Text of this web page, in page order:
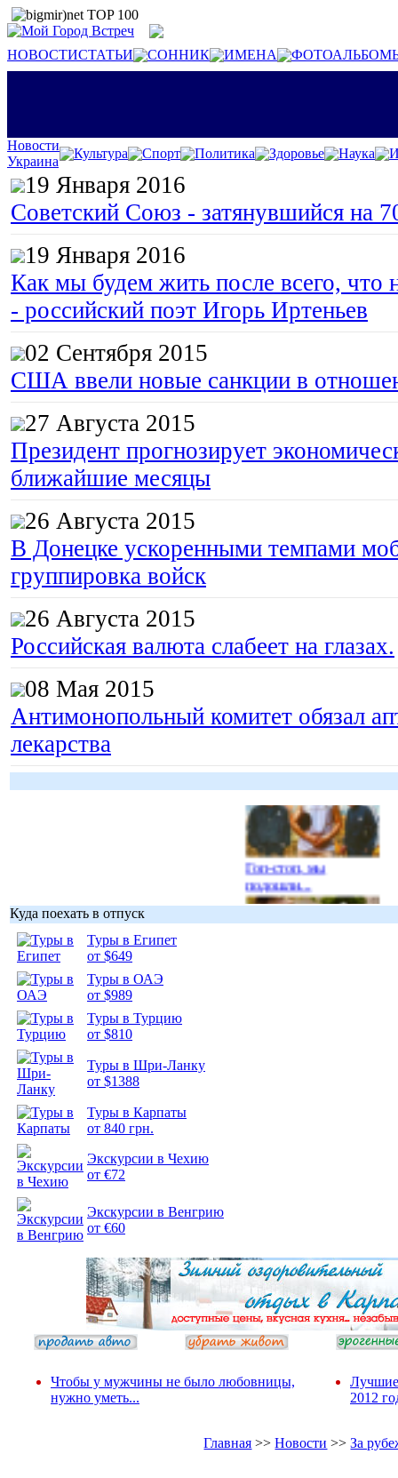
НОВОСТИСТАТЬИ СОННИК ИМЕНА
Новости
Украина
Культура Спорт Политика Здоровье Наука
19 Января 2016
Советский Союз - затянувшийся на
19 Января 2016
Как мы будем жить после всего, что
- российский поэт Игорь Иртеньев
02 Сентября 2015
США ввели новые санкции в
27 Августа 2015
Президент прогнозирует
ближайшие месяцы
26 Августа 2015
В Донецке ускоренными темпами
группировка войск
26 Августа 2015
Российская валюта слабеет на глазах.
08 Мая 2015
Антимонопольный комитет обязал
лекарства
Гоп-стоп, мы
подошли...
Куда поехать в отпуск
Туры в Египет
от $649
Туры в ОАЭ
от $989
Туры в Турцию
от $810
Туры в Шри-Ланку
от $1388
Туры в Карпаты
от 840 грн.
Экскурсии в Чехию
от €72
Экскурсии в Венгрию
от €60
Чтобы у мужчины не было любовницы,
нужно уметь...
Лучшие
2012
Главная >>Новости >>За